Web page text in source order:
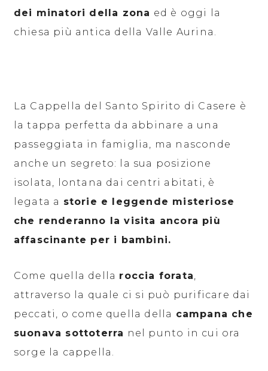
dei minatori della zona ed è oggi la
chiesa più antica della Valle Aurina.
La Cappella del Santo Spirito di Casere è
la tappa perfetta da abbinare a una
passeggiata in famiglia, ma nasconde
anche un segreto: la sua posizione
isolata, lontana dai centri abitati, è
legata a storie e leggende misteriose
che renderanno la visita ancora più
affascinante per i bambini.
Come quella della roccia forata
attraverso la quale ci si può purificare dai
peccati, o come quella della campana che
suonava sottoterra nel punto in cui ora
sorge la cappella.